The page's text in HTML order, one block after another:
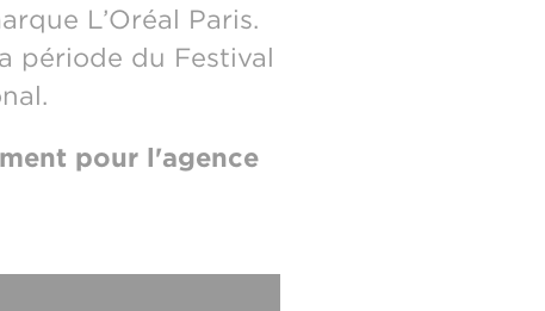
L’Oréal Paris.
période du Festival
pour l'agence